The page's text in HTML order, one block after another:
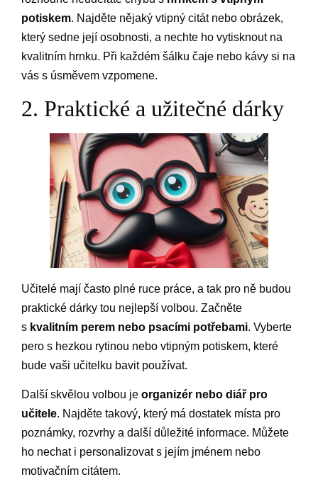
potiskem. Najděte nějaký vtipný citát nebo obrázek,
který sedne její osobnosti, a nechte ho vytisknout na
kvalitním hrnku. Při každém šálku čaje nebo kávy si na
vás s úsměvem vzpomene.
2. Praktické a užitečné dárky
Učitelé mají často plné ruce práce, a tak pro ně budou
praktické dárky tou nejlepší volbou. Začněte
s kvalitním perem nebo psacími potřebami. Vyberte
pero s hezkou rytinou nebo vtipným potiskem, které
bude vaši učitelku bavit používat.
Další skvělou volbou je organizér nebo diář pro
učitele. Najděte takový, který má dostatek místa pro
poznámky, rozvrhy a další důležité informace. Můžete
ho nechat i personalizovat s jejím jménem nebo
motivačním citátem.